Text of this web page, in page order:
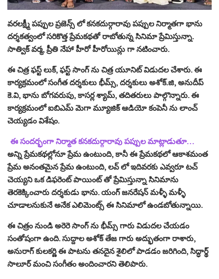
వరలక్ష్మీ పప్పుల ప్రజెన్స్ లో కనకదుర్గారావు పప్పుల నిర్మాతగా భాను
దర్శకత్వంలో సరికొత్త ప్రేమకథతో రాబోతున్న సినిమా ప్రేమిస్తున్నా.
సాత్విక్ వర్మ, ప్రీతి నేహా హీరో హీరోయిన్లు గా నటించారు.
ఈ చిత్ర ఫస్ట్ లుక్, ఫస్ట్ సాంగ్ ను చిత్ర యూనిట్ విడుదల చేశారు. ఈ
కార్యక్రమంలో సంగీత దర్శకులు భీమ్స్, దర్శకులు అశోక్.జి, అనుదీప్
కె.వి, భాను బోగవరుపు, కాసర్ల శ్యామ్, తదితరులు పాల్గొన్నారు. ఈ
కార్యక్రమంలో ఐబిఎమ్ మెగా మ్యూజిక్ ఆడియో కంపెనీ ను లాంచ్
చెయ్యడం విశేషం.
ఈ సందర్భంగా నిర్మాత కనకదుర్గారావు పప్పుల మాట్లాడుతూ…
అన్ని ప్రేమకథల్లోనూ ప్రేమ ఉంటుంది, కానీ ఈ ప్రేమకథలో ఆకాశమంత
ప్రేమ అనంతమైన ప్రేమ ఉంటుంది, లవ్ లో ఇదివరకు ఎవ్వరూ టచ్
చెయ్యని ఒక డిఫరెంట్ పాయింట్ తో ప్రేమిస్తున్నా సినిమాను
తెరకెక్కించారు దర్శకుడు భాను. యంగ్ జనరేషన్ మళ్ళీ మళ్ళీ
చూడాలనుకునే అనేక ఎలిమెంట్స్ ఈ సినిమాలో ఉండబోతున్నాయి.
ఈ చిత్రం నుండి అరెరె సాంగ్ ను భీమ్స్ గారు విడుదల చేయడం
సంతోషంగా ఉంది. సుద్దాల అశోక్ తేజ గారు అద్భుతంగా రాశారు,
అనురాగ్ కులకర్ణి ఈ పాటను తనదైన శైలిలో పాడడం జరిగింది, సిద్ధార్థ్
సాలూర్ మంచి సంగీతం అందించారని తెలిపారు.